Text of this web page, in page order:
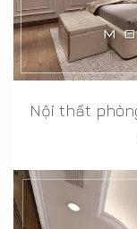
Nội thất